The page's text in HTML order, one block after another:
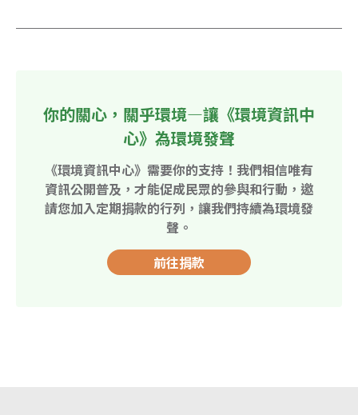
你的關心，關乎環境—讓《環境資訊中
心》為環境發聲
《環境資訊中心》需要你的支持！我們相信唯有
資訊公開普及，才能促成民眾的參與和行動，邀
請您加入定期捐款的行列，讓我們持續為環境發
聲。
前往捐款